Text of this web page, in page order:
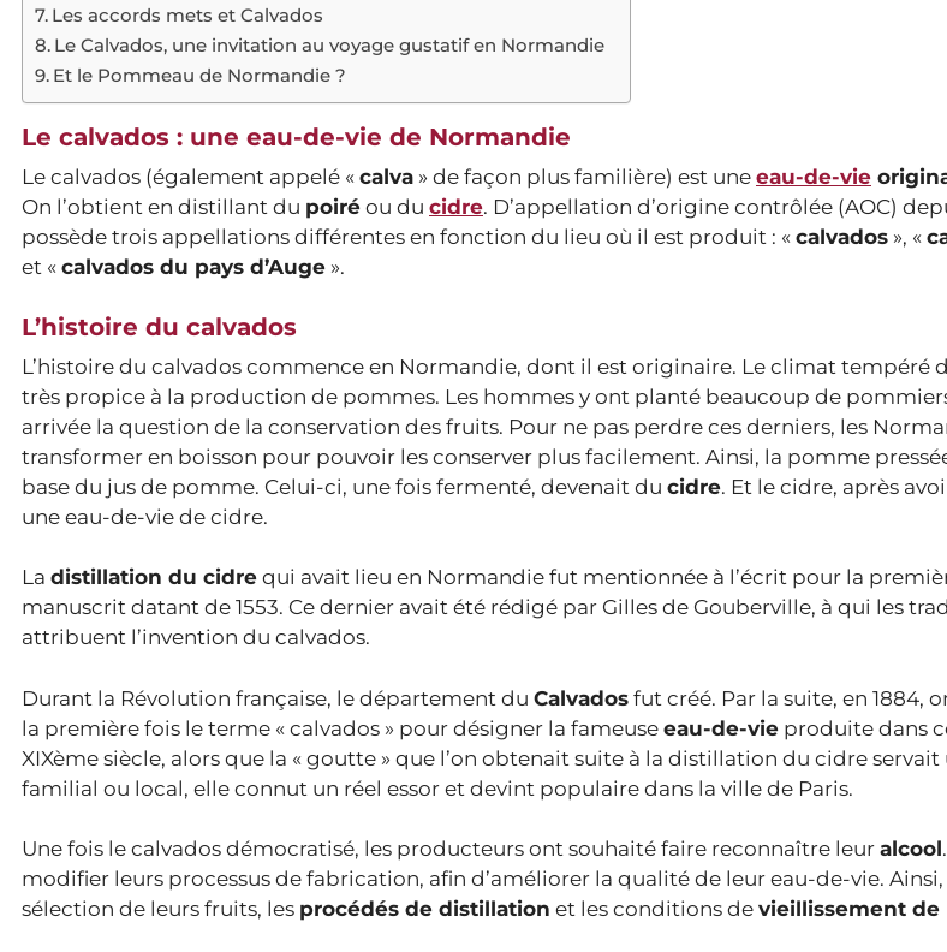
Les accords mets et Calvados
Le Calvados, une invitation au voyage gustatif en Normandie
Et le Pommeau de Normandie ?
Le calvados : une eau-de-vie de Normandie
Le calvados (également appelé « calva » de façon plus familière) est une eau-de-vie
On l’obtient en distillant du poiré ou du cidre. D’appellation d’origine contrôlée (AOC)
possède trois appellations différentes en fonction du lieu où il est produit : « calvados », «
et « calvados du pays d’Auge ».
L’histoire du calvados
L’histoire du calvados commence en Normandie, dont il est originaire. Le climat tempéré
très propice à la production de pommes. Les hommes y ont planté beaucoup de
arrivée la question de la conservation des fruits. Pour ne pas perdre ces derniers, les
transformer en boisson pour pouvoir les conserver plus facilement. Ainsi, la pomme
base du jus de pomme. Celui-ci, une fois fermenté, devenait du cidre. Et le cidre, après
une eau-de-vie de cidre.
La distillation du cidre qui avait lieu en Normandie fut mentionnée à l’écrit pour la
manuscrit datant de 1553. Ce dernier avait été rédigé par Gilles de Gouberville, à qui les
attribuent l’invention du calvados.
Durant la Révolution française, le département du Calvados fut créé. Par la suite, en 1884,
la première fois le terme « calvados » pour désigner la fameuse eau-de-vie produite dans
XIXème siècle, alors que la « goutte » que l’on obtenait suite à la distillation du cidre
familial ou local, elle connut un réel essor et devint populaire dans la ville de Paris.
Une fois le calvados démocratisé, les producteurs ont souhaité faire reconnaître leur alcool
modifier leurs processus de fabrication, afin d’améliorer la qualité de leur eau-de-vie.
sélection de leurs fruits, les procédés de distillation et les conditions de vieillissement de